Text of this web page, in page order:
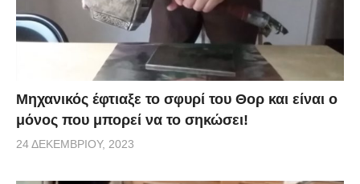
Μηχανικός έφτιαξε το σφυρί του Θορ και είναι ο
μόνος που μπορεί να το σηκώσει!
24 ΔΕΚΕΜΒΡΊΟΥ, 2023